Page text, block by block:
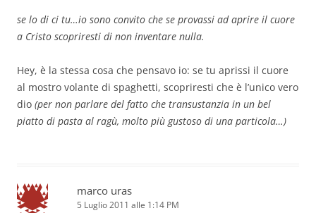
se lo di ci tu…io sono convito che se provassi ad aprire il cuore
a Cristo scopriresti di non inventare nulla.
Hey, è la stessa cosa che pensavo io: se tu aprissi il cuore
al mostro volante di spaghetti, scopriresti che è l’unico vero
dio (per non parlare del fatto che transustanzia in un bel
piatto di pasta al ragù, molto più gustoso di una particola…)
marco uras
5 Luglio 2011 alle 1:14 PM